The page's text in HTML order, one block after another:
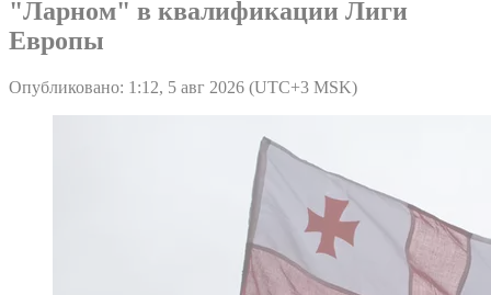
"Ларном" в квалификации Лиги
Европы
Опубликовано: 1:12, 5 авг 2026 (UTC+3 MSK)